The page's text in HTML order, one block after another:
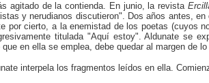
agitado de la contienda. En junio, la revista
y nerudianos discutieron". Dos años antes,
por cierto, a la enemistad de los poetas (cuyos
titulada "Aquí estoy". Aldunate se
en ella se emplea, debe quedar al margen de
interpela los fragmentos leídos en ella.